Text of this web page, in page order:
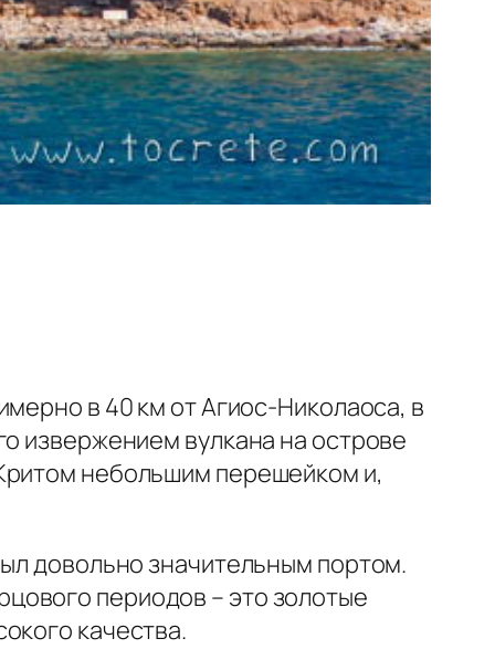
в 40 км от Агиос-Николаоса, в
извержением вулкана на острове
небольшим перешейком и,
довольно значительным портом.
периодов – это золотые
качества.